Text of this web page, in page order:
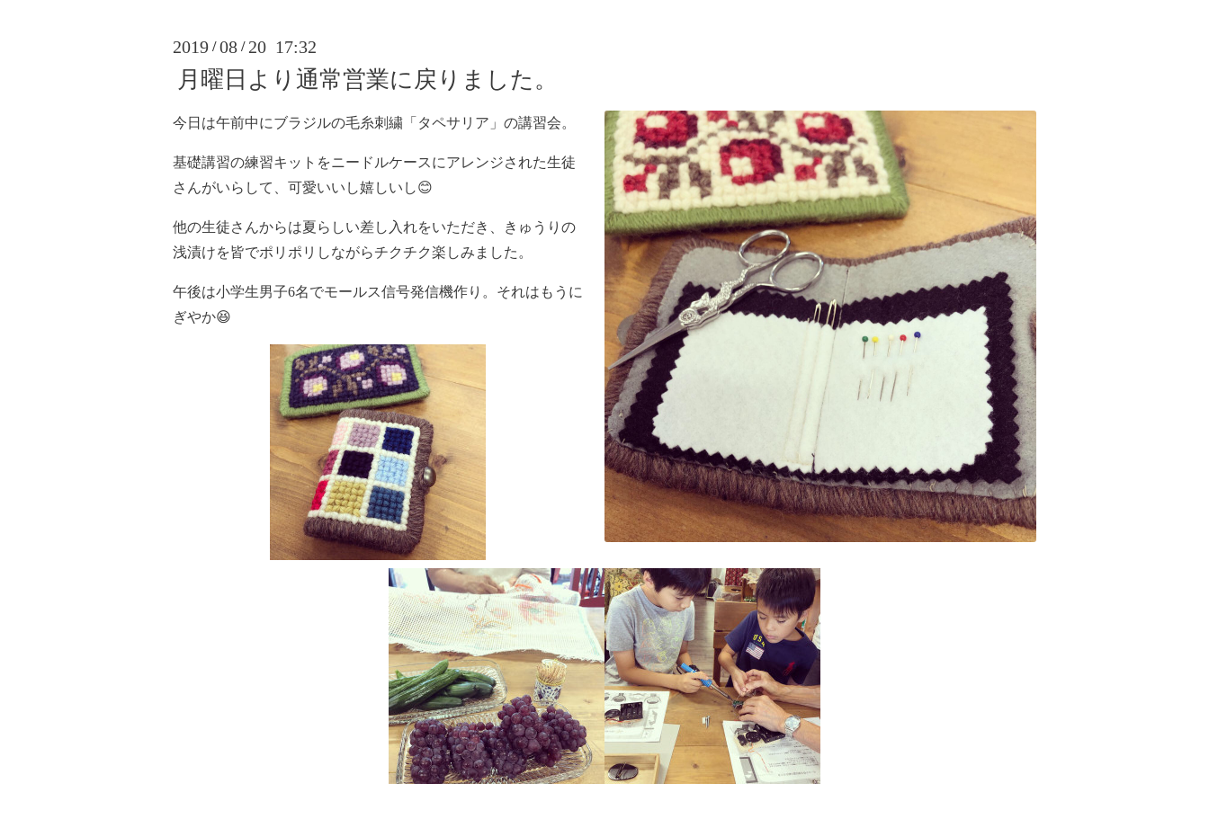
2019 /08 / 20 17:32
月曜日より通常営業に戻りました。
今日は午前中にブラジルの毛糸刺繍「タペサリア」の講習会。
基礎講習の練習キットをニードルケースにアレンジされた生徒
さんがいらして、可愛いいし嬉しいし😊
他の生徒さんからは夏らしい差し入れをいただき、きゅうりの
浅漬けを皆でポリポリしながらチクチク楽しみました。
午後は小学生男子6名でモールス信号発信機作り。それはもうに
ぎやか😆